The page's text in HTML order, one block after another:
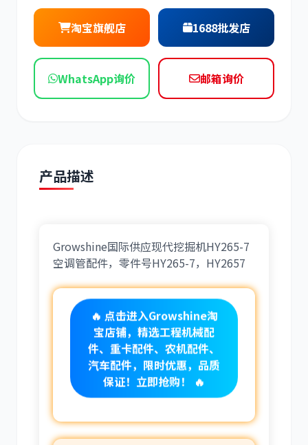
神钢 日野
奔驰 加藤
淘宝旗舰店 1688批发店
WhatsApp询价 邮箱询价
产品描述
Growshine国际供应现代挖掘机HY265-7
空调管配件，零件号HY265-7，HY2657
🔥 点击进入Growshine淘
宝店铺，精选工程机械配
件、重卡配件、农机配件、
汽车配件，限时优惠，品质
保证！立即抢购！ 🔥